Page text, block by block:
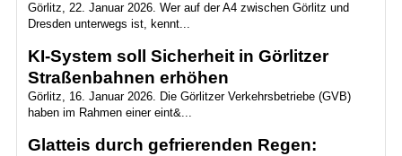
Görlitz, 22. Januar 2026. Wer auf der A4 zwischen Görlitz und
Dresden unterwegs ist, kennt...
KI-System soll Sicherheit in Görlitzer
Straßenbahnen erhöhen
Görlitz, 16. Januar 2026. Die Görlitzer Verkehrsbetriebe (GVB)
haben im Rahmen einer eint&...
Glatteis durch gefrierenden Regen: